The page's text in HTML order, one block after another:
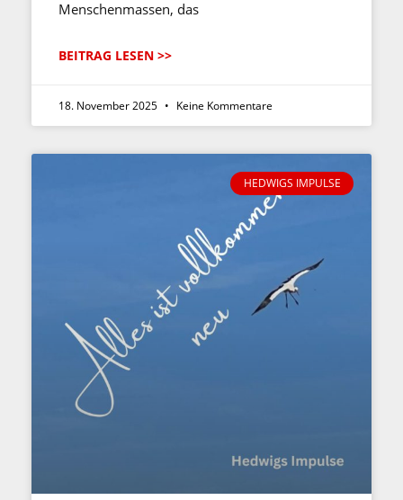
Menschenmassen, das
BEITRAG LESEN >>
18. November 2025 Keine Kommentare
HEDWIGS IMPULSE